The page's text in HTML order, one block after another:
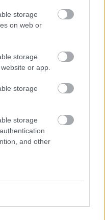
storage
on web or
storage
or app.
storage
storage
and other
08-15 18:00
működését!